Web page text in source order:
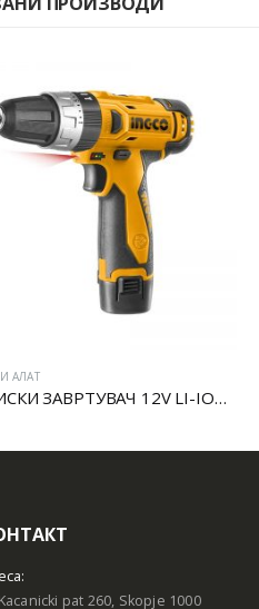
АЛАТ
БАТЕРИСКИ НОЖИЦИ ЗА ПЛЕК/ЛИМ
pat 260, Skopje 1000